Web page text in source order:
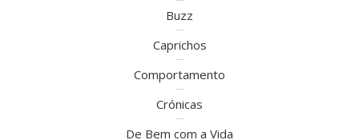
Buzz
Caprichos
Comportamento
Crónicas
De Bem com a Vida